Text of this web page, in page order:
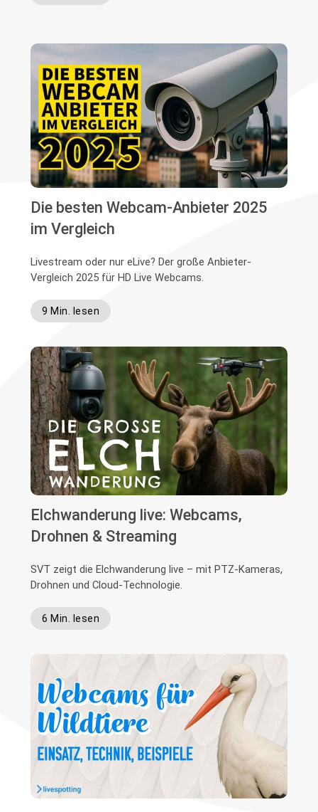
Die besten Webcam-Anbieter 2025
im Vergleich
Livestream oder nur eLive? Der große Anbieter-
Vergleich 2025 für HD Live Webcams.
9 Min. lesen
Elchwanderung live: Webcams,
Drohnen & Streaming
SVT zeigt die Elchwanderung live – mit PTZ-Kameras,
Drohnen und Cloud-Technologie.
6 Min. lesen